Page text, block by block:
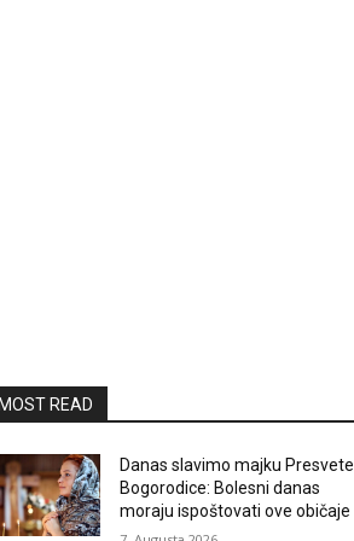
READ
Danas slavimo majku Presvete
Bogorodice: Bolesni danas
moraju ispoštovati ove običaje